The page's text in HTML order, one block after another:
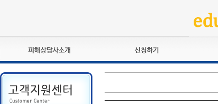
피해상담사란?
자격관리규정
상담사 자격증 확인
교육훈련